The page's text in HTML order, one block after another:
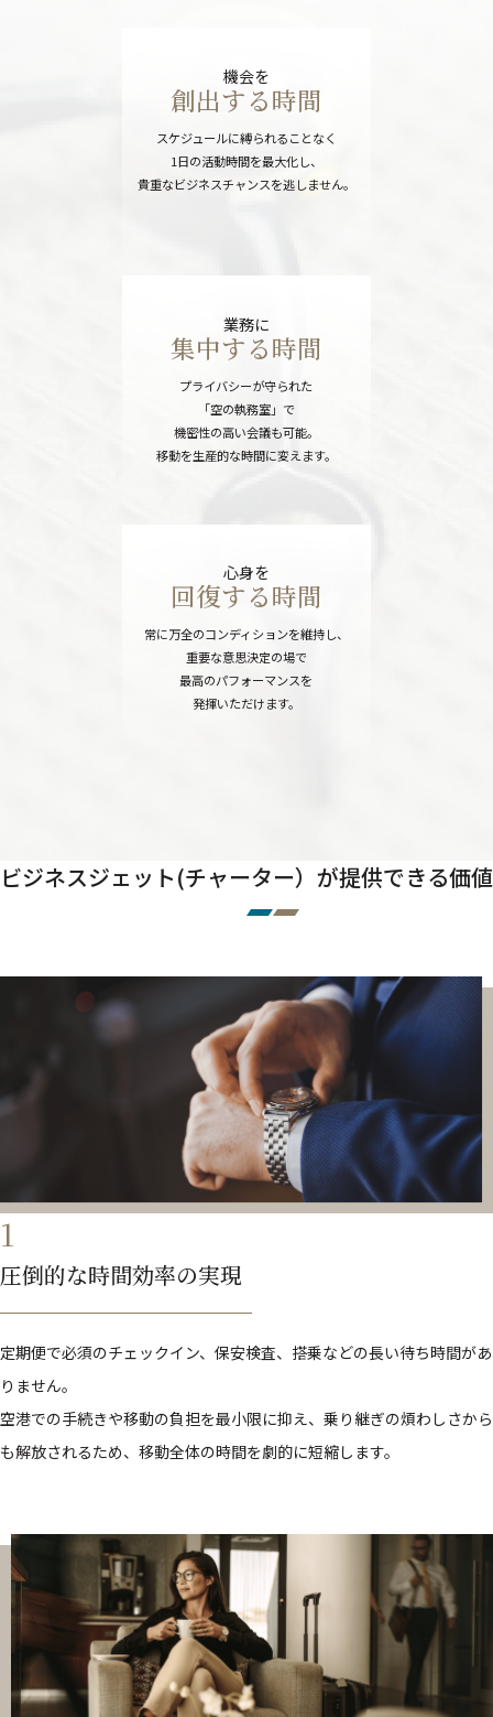
機会を
創出する時間
スケジュールに縛られることなく
1日の活動時間を最大化し、
貴重なビジネスチャンスを逃しません。
業務に
集中する時間
プライバシーが守られた
「空の執務室」で
機密性の高い会議も可能。
移動を生産的な時間に変えます。
心身を
回復する時間
常に万全のコンディションを維持し、
重要な意思決定の場で
最高のパフォーマンスを
発揮いただけます。
ビジネスジェット(チャーター）が提供できる価値
1
圧倒的な時間効率の実現
定期便で必須のチェックイン、保安検査、搭乗などの長い待ち時間があ
りません。
空港での手続きや移動の負担を最小限に抑え、乗り継ぎの煩わしさから
も解放されるため、移動全体の時間を劇的に短縮します。